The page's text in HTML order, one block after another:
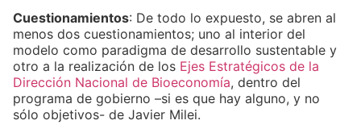
Cuestionamientos: De todo lo expuesto, se abren al
menos dos cuestionamientos; uno al interior del
modelo como paradigma de desarrollo sustentable y
otro a la realización de los Ejes Estratégicos de la
Dirección Nacional de Bioeconomía, dentro del
programa de gobierno –si es que hay alguno, y no
sólo objetivos- de Javier Milei.